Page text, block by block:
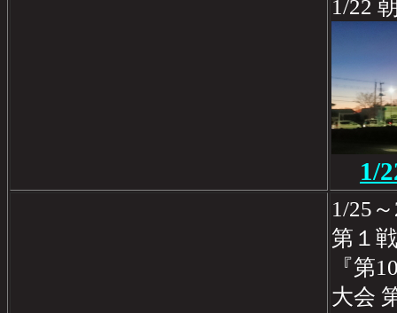
1/22
1/
1/25
第１
『第
大会